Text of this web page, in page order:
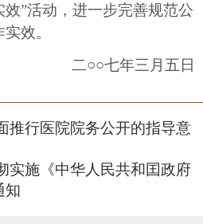
”活动，进一步完善规范公
效。
二○○七年三月五日
推行医院院务公开的指导意
实施《中华人民共和囯政府
知